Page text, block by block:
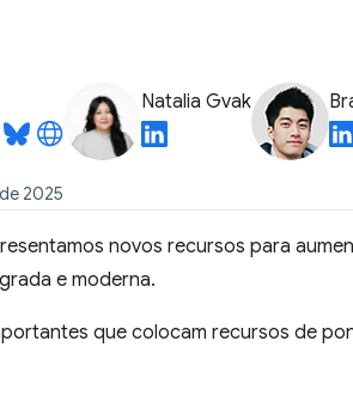
Natalia Gvak
2025
novos recursos para
e moderna.
que colocam recursos de